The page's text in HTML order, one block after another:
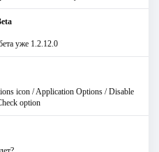
уже 1.2.12.0
icon / Application Options / Disable
option